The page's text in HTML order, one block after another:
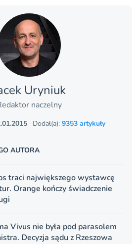
Uryniuk
naczelny
· Dodał(a): 9353 artykuły
AUTORA
traci największego wystawcę
Orange kończy świadczenie
Vivus nie była pod parasolem
Decyzja sądu z Rzeszowa